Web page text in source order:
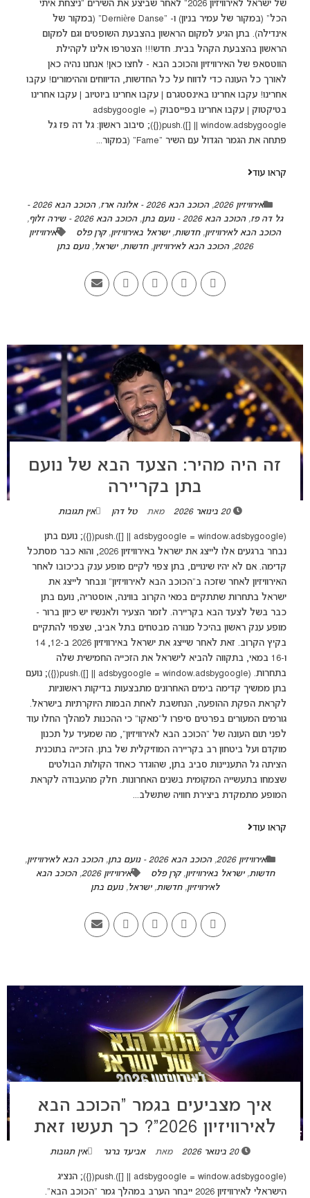
של ישראל לאירוויזיון 2026" לאחר שביצע את השירים "ניצחת איתי
הכל" (במקור של עמיר בניון) ו- "Dernière Danse" (במקור של
אינדילה). בתן הגיע למקום הראשון בהצבעת השופטים וגם למקום
הראשון בהצבעת הקהל בבית. חדש!!! הצטרפו אלינו לקהילת
הווטסאפ של האירוויזיון והכוכב הבא - לחצו כאן! אנחנו נהיה כאן
לאורך כל העונה כדי לדווח על כל החדשות, הדיווחים וההימורים! עקבו
אחרינו! עקבו אחרינו באינסטגרם | עקבו אחרינו ביוטיוב | עקבו אחרינו
בטיקטוק | עקבו אחרינו בפייסבוק (adsbygoogle =
window.adsbygoogle || []).push({}); סיבוב ראשון: גל דה פז גל
פתחה את הגמר הגדול עם השיר "Fame" (במקור...
קראו עוד
אירוויזיון 2026 ,הכוכב הבא 2026 - אלונה ארז ,
הכוכב הבא 2026 -
גל דה פז,הכוכב הבא 2026 - נועם בתן ,הכוכב הבא 2026 - שירה זלוף
,
הכוכב הבא לאירוויזיון,חדשות,ישראל באירוויזיון,קרן פלס
אירוויזיון
2026
,הכוכב הבא לאירוויזיון,חדשות,ישראל,נועם בתן
זה היה מהיר: הצעד הבא של נועם
בתן בקריירה
20 בינואר 2026 מאת טל דהן אין תגובות
(adsbygoogle = window.adsbygoogle || []).push({}); נועם בתן
נבחר ברגעים אלו לייצג את ישראל באירוויזיון 2026, והוא כבר מסתכל
קדימה. אם לא יהיו שינויים, בתן צפוי לקיים מופע ענק בכיכובו לאחר
האירוויזיון לאחר שזכה ב"הכוכב הבא לאירוויזיון" ונבחר לייצג את
ישראל בתחרות שתתקיים במאי הקרוב בווינה, אוסטריה, נועם בתן
כבר בשל לצעד הבא בקריירה. לזמר הצעיר ולאנשיו יש כיוון ברור -
מופע ענק ראשון בהיכל מנורה מבטחים בתל אביב, שצפוי להתקיים
בקיץ הקרוב. זאת לאחר שייצג את ישראל באירוויזיון 2026 ב-12, 14
ו-16 במאי, בתקווה להביא לישראל את הזכייה החמישית שלה
בתחרות. (adsbygoogle = window.adsbygoogle || []).push({}); נועם
בתן ממשיך קדימה בימים האחרונים מתבצעות בדיקות ראשוניות
לקראת הפקת ההופעה, הנחשבת לאחת הבמות היוקרתיות בישראל.
גורמים המעורים בפרטים סיפרו ל"מאקו" כי ההכנות למהלך החלו עוד
לפני תום העונה של "הכוכב הבא לאירוויזיון", מה שמעיד על תכנון
מוקדם ועל ביטחון רב בקריירה המוזיקלית של בתן. הזכייה בתוכנית
הציתה גל התעניינות סביב בתן, שהוגדר כאחד הקולות הבולטים
שצמחו בתעשייה המקומית בשנים האחרונות. חלק מהעבודה לקראת
המופע מתמקדת ביצירת חוויה שתשלב...
קראו עוד
אירוויזיון 2026 ,הכוכב הבא 2026 - נועם בתן ,הכוכב הבא לאירוויזיון,
חדשות,ישראל באירוויזיון,קרן פלס אירוויזיון 2026 ,הכוכב הבא
לאירוויזיון,חדשות,ישראל,נועם בתן
איך מצביעים בגמר “הכוכב הבא
לאירוויזיון 2026”? כך תעשו זאת
20 בינואר 2026 מאת אביעד ברגר אין תגובות
(adsbygoogle = window.adsbygoogle || []).push({}); הנציג
הישראלי לאירוויזיון 2026 ייבחר הערב במהלך גמר "הכוכב הבא".